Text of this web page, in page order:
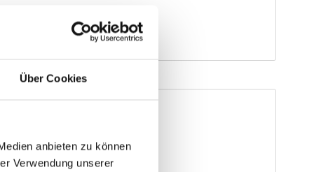
Über Cookies
anbieten zu können
Verwendung unserer